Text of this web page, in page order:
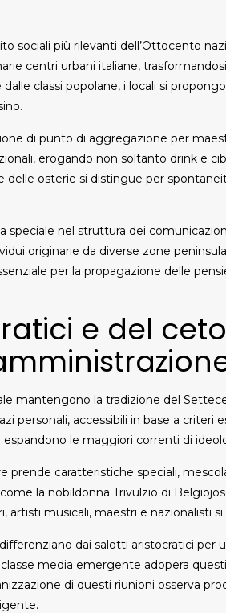
sociali più rilevanti dell’Ottocento
centri urbani italiane,
classi popolane, i locali si
di punto di aggregazione per
erogando non soltanto drink e
delle osterie si distingue per
speciale nel struttura dei
originarie da diverse zone
per la propagazione delle
e del
mantengono la tradizione del
personali, accessibili in base a
le maggiori correnti di
prende caratteristiche speciali,
la nobildonna Trivulzio di
artisti musicali, maestri e
dai salotti aristocratici
media emergente adopera
di questi riunioni osserva